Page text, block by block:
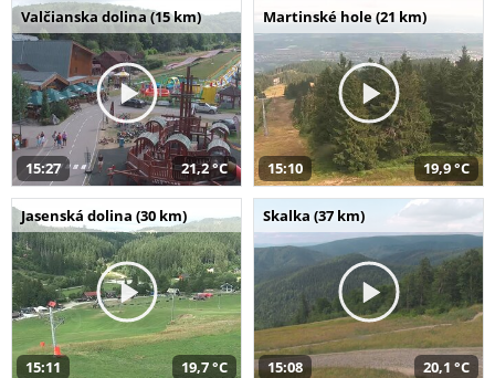
Valčianska dolina (15 km)
15:27 21,2 °C
Martinské hole (21 km)
15:10 19,9 °C
Jasenská dolina (30 km)
15:11 19,7 °C
Skalka (37 km)
15:08 20,1 °C